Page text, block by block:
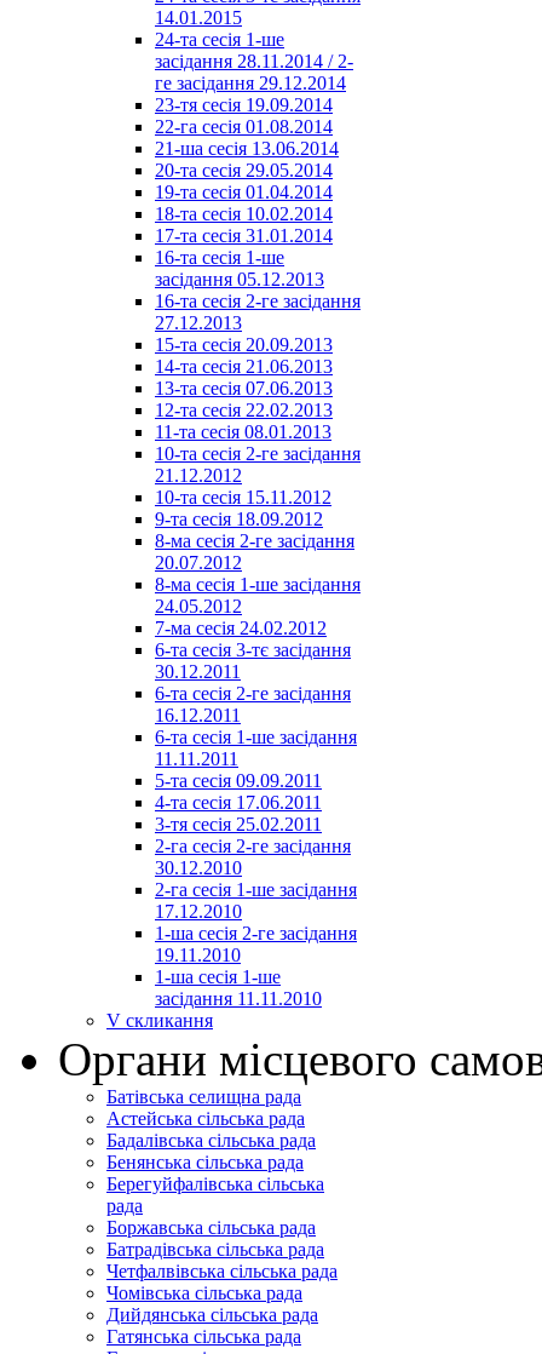
14.01.2015
24-та сесія 1-ше
засідання 28.11.2014 / 2-
ге засідання 29.12.2014
23-тя сесія 19.09.2014
22-га сесія 01.08.2014
21-ша сесія 13.06.2014
20-та сесія 29.05.2014
19-та сесія 01.04.2014
18-та сесія 10.02.2014
17-та сесія 31.01.2014
16-та сесія 1-ше
засідання 05.12.2013
16-та сесія 2-ге засідання
27.12.2013
15-та сесія 20.09.2013
14-та сесія 21.06.2013
13-та сесія 07.06.2013
12-та сесія 22.02.2013
11-та сесія 08.01.2013
10-та сесія 2-ге засідання
21.12.2012
10-та сесія 15.11.2012
9-та сесія 18.09.2012
8-ма сесія 2-ге засідання
20.07.2012
8-ма сесія 1-ше засідання
24.05.2012
7-ма сесія 24.02.2012
6-та сесія 3-тє засідання
30.12.2011
6-та сесія 2-ге засідання
16.12.2011
6-та сесія 1-ше засідання
11.11.2011
5-та сесія 09.09.2011
4-та сесія 17.06.2011
3-тя сесія 25.02.2011
2-га сесія 2-ге засідання
30.12.2010
2-га сесія 1-ше засідання
17.12.2010
1-ша сесія 2-ге засідання
19.11.2010
1-ша сесія 1-ше
засідання 11.11.2010
V скликання
Органи місцевого
Батівська селищна рада
Астейська сільська рада
Бадалівська сільська рада
Бенянська сільська рада
Берегуйфалівська сільська
рада
Боржавська сільська рада
Батрадівська сільська рада
Четфалвівська сільська рада
Чомівська сільська рада
Дийдянська сільська рада
Гатянська сільська рада